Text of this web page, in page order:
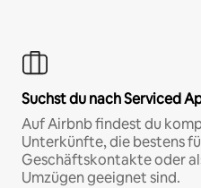
Suchst du nach Serviced
Auf Airbnb findest du
Unterkünfte, die bestens
Geschäftskontakte oder
Umzügen geeignet sind.